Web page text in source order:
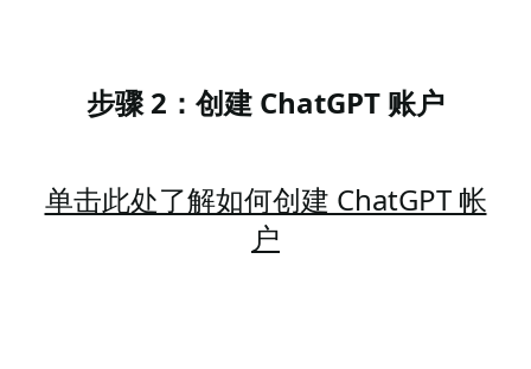
步骤 2：创建 ChatGPT 账户
单击此处了解如何创建 ChatGPT 帐
户